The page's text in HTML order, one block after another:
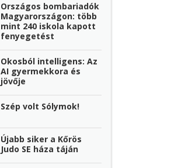
Országos bombariadók
Magyarországon: több
mint 240 iskola kapott
fenyegetést
Okosból intelligens: Az
AI gyermekkora és
jövője
Szép volt Sólymok!
Újabb siker a Kőrös
Judo SE háza táján